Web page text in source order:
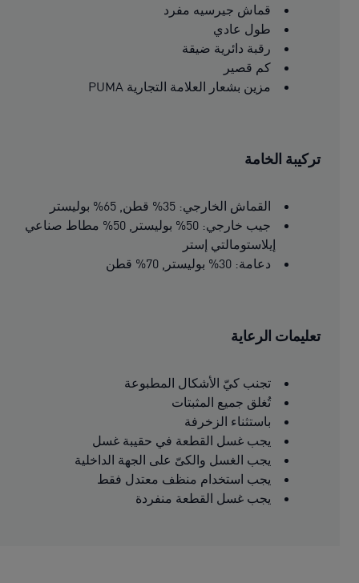
قماش جيرسيه مفرد
طول عادي
رقبة دائرية ضيقة
كم قصير
مزين بشعار العلامة التجارية PUMA
تركيبة الخامة
القماش الخارجي: 35% قطن, 65% بوليستر
جيب خارجي: 50% بوليستر, 50% مطاط صناعي
إيلاستومالتي إستر
دعامة: 30% بوليستر, 70% قطن
تعليمات الرعاية
تجنب كيّ الأشكال المطبوعة
تُغلق جميع المثبتات
باستثناء الزخرفة
يجب غسل القطعة في حقيبة غسل
يجب الغسل والكىّ على الجهة الداخلية
يجب استخدام منظف معتدل فقط
يجب غسل القطعة منفردة